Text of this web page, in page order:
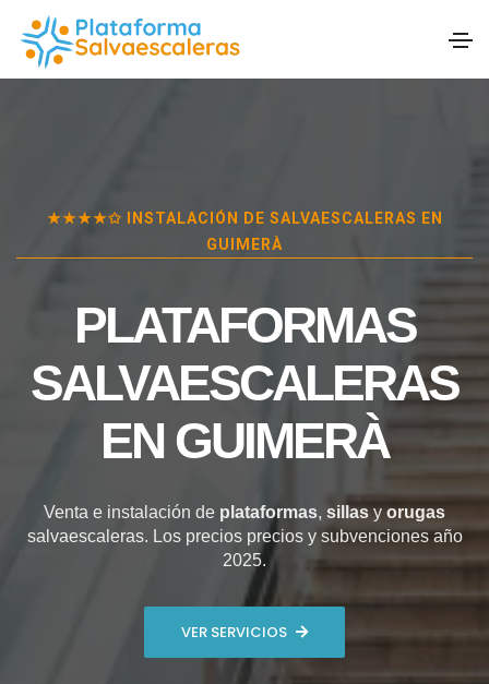
★★★★✩ INSTALACIÓN DE SALVAESCALERAS EN
GUIMERÀ
PLATAFORMAS
SALVAESCALERAS
EN GUIMERÀ
Venta e instalación de plataformas, sillas y orugas
salvaescaleras. Los precios precios y subvenciones año
2025.
VER SERVICIOS